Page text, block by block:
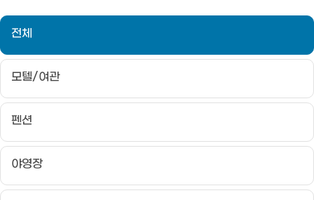
전체
모텔/여관
펜션
야영장